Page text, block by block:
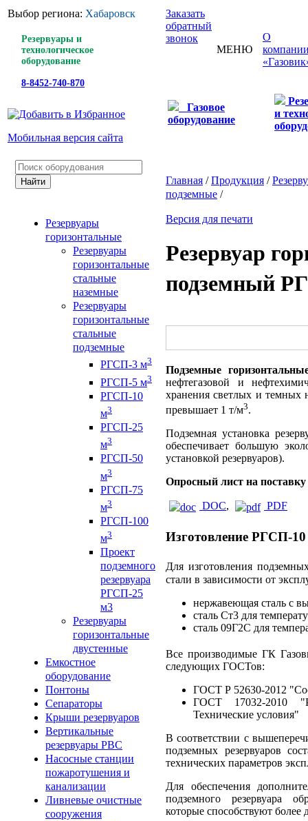
Выбор региона: Хабаровск
Резервуары и
технологическое
оборудование
8-8452-740-870
Мобильная версия сайта
Заказать
обратный
звонок
МЕНЮ
О
Газовое
оборудование
и
Резервуары
горизонтальные
Резервуары
горизонтальные
стальные
наземные
Резервуары
горизонтальные
стальные
подземные
РГСП-3 м3
РГСП-5 м3
РГСП-10
м3
РГСП-25
м3
РГСП-50
м3
РГСП-75
м3
РГСП-100
м3
Проект
подземного
резервуара
РГСП-25
м3
Резервуары
горизонтальные
двустенные
Емкостное
оборудование
Понтоны
Сепараторы
Крыши резервуаров
Вертикальные
резервуары РВС
Насосные станции
пожаротушения и
канализации
Ливневые очистные
сооружения
Главная /Продукция /
подземные /
Версия для печати
Резервуар
подземный
Подземные
нефтегазовой и
хранения светлых и темных
превышает 1 т/м3.
Подземная установка
обеспечивает большую
установкой резервуаров).
Опросный лист на
DOC, PDF
Изготовление РГСП-
Для изготовления
стали в зависимости от
нержавеющая сталь с
сталь Ст3 для
сталь 09Г2С для
Все производимые ГК
следующих ГОСТов:
ГОСТ Р 52630-2012
ГОСТ 17032-2010
Технические условия"
В соответствии с
подземных резервуаров
технических параметров
Для обеспечения
подземного резервуара
которые способствуют